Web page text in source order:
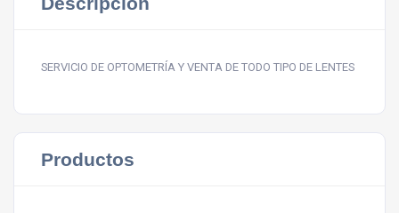
SERVICIO DE OPTOMETRÍA Y VENTA DE TODO TIPO DE LENTES
Productos